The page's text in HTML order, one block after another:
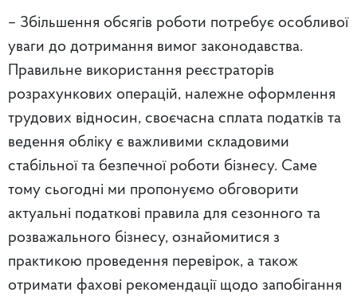
– Збільшення обсягів роботи потребує особливої
уваги до дотримання вимог законодавства.
Правильне використання реєстраторів
розрахункових операцій, належне оформлення
трудових відносин, своєчасна сплата податків та
ведення обліку є важливими складовими
стабільної та безпечної роботи бізнесу. Саме
тому сьогодні ми пропонуємо обговорити
актуальні податкові правила для сезонного та
розважального бізнесу, ознайомитися з
практикою проведення перевірок, а також
отримати фахові рекомендації щодо запобігання